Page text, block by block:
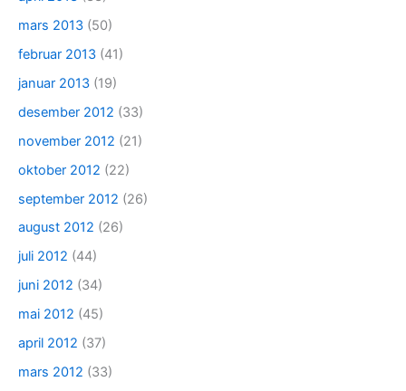
mars 2013 (50)
februar 2013 (41)
januar 2013 (19)
desember 2012 (33)
november 2012 (21)
oktober 2012 (22)
september 2012 (26)
august 2012 (26)
juli 2012 (44)
juni 2012 (34)
mai 2012 (45)
april 2012 (37)
mars 2012 (33)